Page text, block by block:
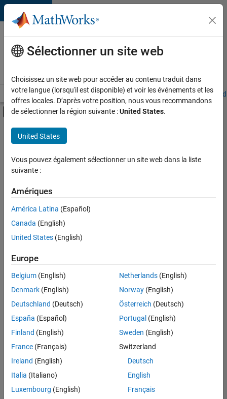
Passer au contenu
Votre
carrière
chez
Accueil Explorer nos opportunités Adresses de nos bureaux
Activer/désactiver l'affichage du menu
Contenu principal
FILTRER PAR
Programme destiné aux nouvelles carrières (EDG)
Applications et outils commerciaux
Gestion des programmes
Enregistrer
sélectionnées
Les
descriptions
poste
n’ont
pas
été
traduites.
Effectuez
Sélectionner un site web
Choisissez un site web pour accéder au contenu traduit dans
votre langue (lorsqu'il est disponible) et voir les événements et les
offres locales. D’après votre position, nous vous recommandons
de sélectionner la région suivante :United States.
United States
Vous pouvez également sélectionner un site web dans la liste
suivante :
Amériques
América Latina (Español)
Canada (English)
United States (English)
Europe
Belgium (English)
Denmark (English)
Deutschland (Deutsch)
España (Español)
Finland (English)
France (Français)
Ireland (English)
Italia (Italiano)
Luxembourg (English)
Netherlands(English)
Norway(English)
Österreich (Deutsch)
Portugal (English)
Sweden (English)
Switzerland
Deutsch
English
Français